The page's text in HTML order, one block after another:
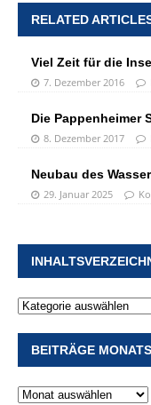
RELATED
Viel Zeit für die
7. Dezember 2016
Die Pappenheimer
8. Dezember 2017
Neubau des
29. Januar 2025
BEITRÄGE